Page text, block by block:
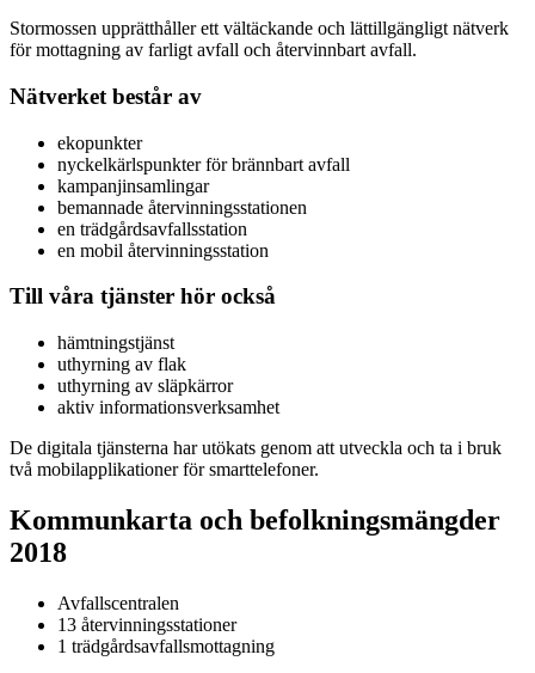
Stormossen upprätthåller ett vältäckande och lättillgängligt nätverk
för mottagning av farligt avfall och återvinnbart avfall.
Nätverket består av
ekopunkter
nyckelkärlspunkter för brännbart avfall
kampanjinsamlingar
bemannade återvinningsstationen
en trädgårdsavfallsstation
en mobil återvinningsstation
Till våra tjänster hör också
hämtningstjänst
uthyrning av flak
uthyrning av släpkärror
aktiv informationsverksamhet
De digitala tjänsterna har utökats genom att utveckla och ta i bruk
två mobilapplikationer för smarttelefoner.
Kommunkarta och befolkningsmängder
2018
Avfallscentralen
13 återvinningsstationer
1 trädgårdsavfallsmottagning